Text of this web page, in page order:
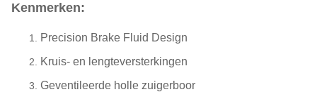
Kenmerken:
Precision Brake Fluid Design
Kruis- en lengteversterkingen
Geventileerde holle zuigerboor